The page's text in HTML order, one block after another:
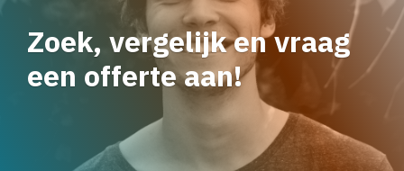
Zoek, vergelijk en vraag
een offerte aan!